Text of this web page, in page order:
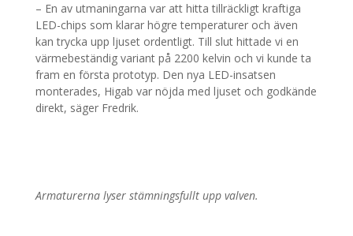
– En av utmaningarna var att hitta tillräckligt kraftiga
LED-chips som klarar högre temperaturer och även
kan trycka upp ljuset ordentligt. Till slut hittade vi en
värmebeständig variant på 2200 kelvin och vi kunde ta
fram en första prototyp. Den nya LED-insatsen
monterades, Higab var nöjda med ljuset och godkände
direkt, säger Fredrik.
Armaturerna lyser stämningsfullt upp valven.